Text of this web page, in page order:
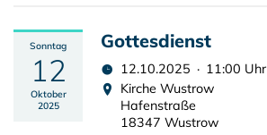
Sonntag
12
Oktober
2025
Gottesdienst
12.10.2025 · 11:00 Uhr
Kirche Wustrow
Hafenstraße
18347 Wustrow